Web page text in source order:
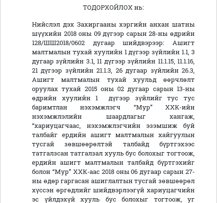
ТОДОРХОЙЛОХ нь:
Нийслэл дэх Захиргааны хэргийн анхан шатны
шүүхийн 2018 оны 09 дүгээр сарын 28-ны өдрийн
128/ШШ2018/0602 дугаар шийдвэрээр: Ашигт
малтмалын тухай хуулийн 1 дүгээр зүйлийн 1.1, 3
дугаар зүйлийн 3.1, 11 дүгээр зүйлийн 11.1.15, 11.1.16,
21 дүгээр зүйлийн 21.1.3, 26 дугаар зүйлийн 26.3,
Ашигт малтмалын тухай хуульд өөрчлөлт
оруулах тухай 2015 оны 02 дугаар сарын 13-ны
өдрийн хуулийн 1 дүгээр зүйлийг тус тус
баримтлан нэхэмжлэгч “Мур” ХХК-ийн
нэхэмжлэлийн шаардлагыг хангаж,
“хариуцагчаас, нэхэмжлэгчийн эзэмшиж буй
талбайг ердийн ашигт малтмалын хайгуулын
тусгай зөвшөөрөлтэй талбайд бүртгэхээс
татгалзсан татгалзал хууль бус болохыг тогтоож,
ердийн ашигт малтмалын талбайд бүртгэхийг
болон “Мур” ХХК-аас 2018 оны 06 дугаар сарын 27-
ны өдөр гаргасан ашиглалтын тусгай зөвшөөрөл
хүссэн өргөдлийг шийдвэрлээгүй хариуцагчийн
эс үйлдэхүй хууль бус болохыг тогтоож, уг